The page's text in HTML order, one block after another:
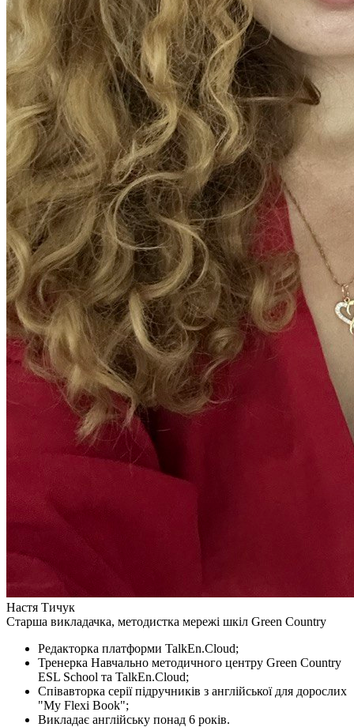
Настя Тичук
Старша викладачка, методистка мережі шкіл Green Country
Редакторка платформи TalkEn.Cloud;
Тренерка Навчально методичного центру Green Country
ESL School та TalkEn.Cloud;
Співавторка серії підручників з англійської для дорослих
"My Flexi Book";
Викладає англійську понад 6 років.